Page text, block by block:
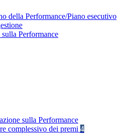
della Performance/Piano esecutivo
Performance
sulla Performance
complessivo dei premi 4